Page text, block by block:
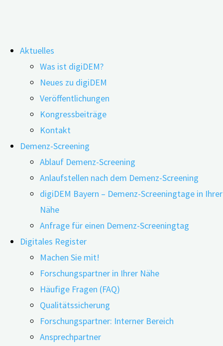
Inhalt
springen
Aktuelles
Was ist digiDEM?
Neues zu digiDEM
Veröffentlichungen
Kongressbeiträge
Kontakt
Demenz-Screening
Ablauf Demenz-Screening
Anlaufstellen nach dem Demenz-Screening
digiDEM Bayern – Demenz-Screeningtage in Ihrer
Nähe
Anfrage für einen Demenz-Screeningtag
Digitales Register
Machen Sie mit!
Forschungspartner in Ihrer Nähe
Häufige Fragen (FAQ)
Qualitätssicherung
Forschungspartner: Interner Bereich
Ansprechpartner
Schlagwort:Pflegenotstand
Gesprächsstrategien für Roboter im
Umgang mit Menschen mit Demenz
03.12.2019
Gespräche zwischen Menschen mit Demenz und